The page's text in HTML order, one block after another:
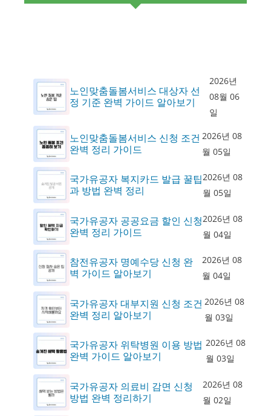
노인맞춤돌봄서비스 대상자 선
정 기준 완벽 가이드 알아보기
2026년
08월 06
일
노인맞춤돌봄서비스 신청 조건
완벽 정리 가이드
2026년 08
월 05일
국가유공자 복지카드 발급 꿀팁
과 방법 완벽 정리
2026년 08
월 05일
국가유공자 공공요금 할인 신청
완벽 정리 가이드
2026년 08
월 04일
참전유공자 명예수당 신청 완
벽 가이드 알아보기
2026년 08
월 04일
국가유공자 대부지원 신청 조건
완벽 정리 알아보기
2026년 08
월 03일
국가유공자 위탁병원 이용 방법
완벽 가이드 알아보기
2026년 08
월 03일
국가유공자 의료비 감면 신청
방법 완벽 정리하기
2026년 08
월 02일